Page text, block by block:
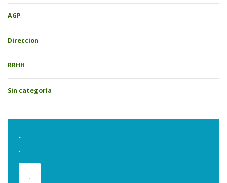
AGP
Direccion
RRHH
Sin categoría
.
.
.